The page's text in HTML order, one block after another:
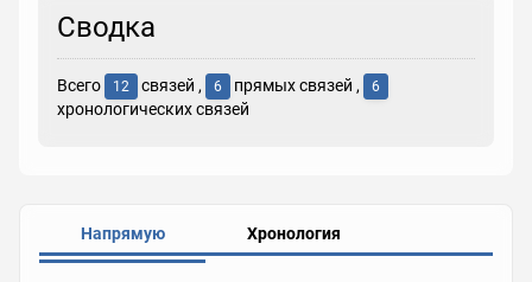
Сводка
Всего 12 связей , 6 прямых связей , 6
хронологических связей
Напрямую Хронология